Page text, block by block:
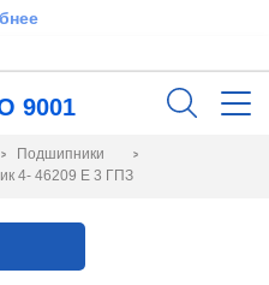
9001
Подшипники
4- 46209 Е 3 ГПЗ